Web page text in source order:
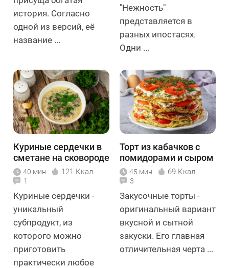
история. Согласно
одной из версий, её
название ...
"Нежность"
представляется в
разных ипостасях.
Одни ...
Куриные сердечки в
сметане на сковороде
40 мин 121 Ккал
1
Куриные сердечки -
уникальный
субпродукт, из
которого можно
приготовить
практически любое
Торт из кабачков с
помидорами и сыром
45 мин 69 Ккал
3
Закусочные торты -
оригинальный вариант
вкусной и сытной
закуски. Его главная
отличительная черта ...